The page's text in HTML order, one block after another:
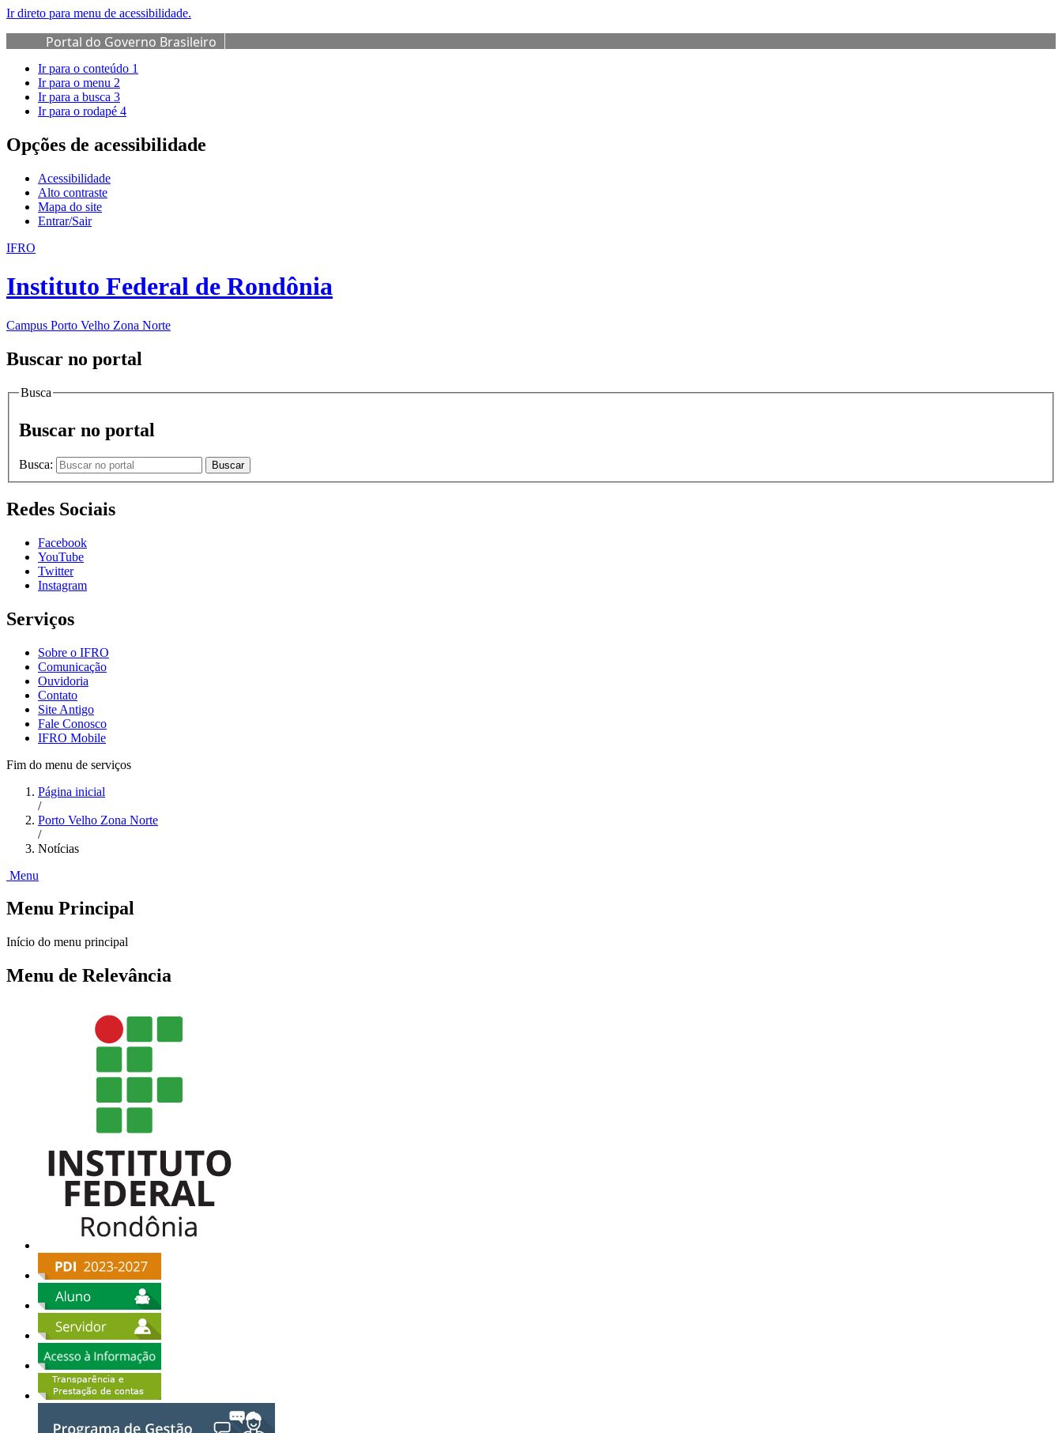
Ir direto para menu de acessibilidade.
Portal do Governo Brasileiro
Ir para o conteúdo 1
Ir para o menu 2
Ir para a busca 3
Ir para o rodapé 4
Opções de acessibilidade
Acessibilidade
Alto contraste
Mapa do site
Entrar/Sair
IFRO
Instituto Federal de Rondônia
Campus Porto Velho Zona Norte
Buscar no portal
Busca
Buscar no portal
Busca: Buscar
Redes Sociais
Facebook
YouTube
Twitter
Instagram
Serviços
Sobre o IFRO
Comunicação
Ouvidoria
Contato
Site Antigo
Fale Conosco
IFRO Mobile
Fim do menu de serviços
Página inicial
/
Porto Velho Zona Norte
/
Notícias
Menu
Menu Principal
Início do menu principal
Menu de Relevância